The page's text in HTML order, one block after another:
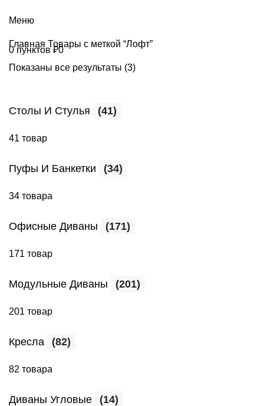
Меню
0пунктов ₽0
Главная Товары с меткой “Лофт”
Показаны все результаты (3)
Столы И Стулья (41)
41 товар
Пуфы И Банкетки (34)
34 товара
Офисные Диваны (171)
171 товар
Модульные Диваны (201)
201 товар
Кресла (82)
82 товара
Диваны Угловые (14)